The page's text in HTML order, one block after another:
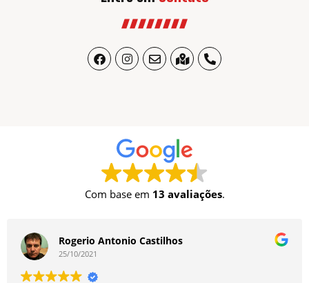
Com base em 13 avaliações.
Rogerio Antonio Castilhos
25/10/2021